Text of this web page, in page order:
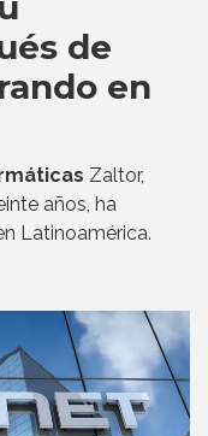
de
en
Zaltor,
años, ha
Latinoamérica.